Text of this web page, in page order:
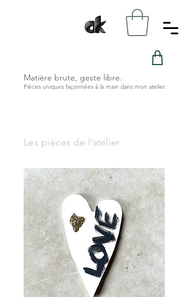
Matière brute, geste libre.
Pièces uniques façonnées à la main dans mon atelier.
Les pièces de l'atelier